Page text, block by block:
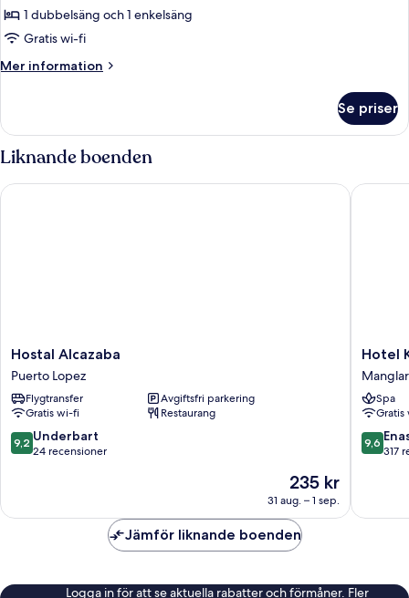
1 dubbelsäng och 1 enkelsäng
Gratis wi-fi
Mer information
Mer
Comfort
Se priser
Liknande boenden
Hostal
Alcazaba
Puerto
Lopez
Hostal Alcazaba
Puerto Lopez
Flygtransfer
Avgiftsfri parkering
Gratis wi-fi
Restaurang
9.2
av
9,2 Underbart
24 recensioner
Priset
235 kr
235 kr
31 aug. – 1 sep.
Hostal Alcazaba
Hotel
Hotel
Spa
9.6
av
9,6
317
Hotel
Jämför liknande boenden
Logga in för att se aktuella rabatter och förmåner. Fler